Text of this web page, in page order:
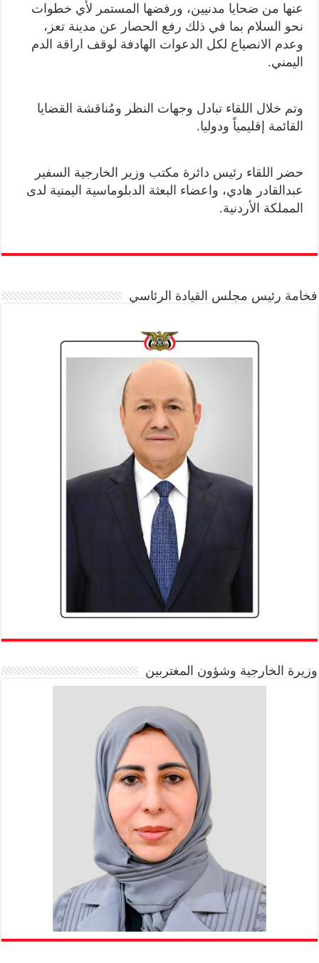
عنها من ضحايا مدنيين، ورفضها المستمر لأي خطوات
نحو السلام بما في ذلك رفع الحصار عن مدينة تعز،
وعدم الانصياع لكل الدعوات الهادفة لوقف اراقة الدم
اليمني.
وتم خلال اللقاء تبادل وجهات النظر ومُناقشة القضايا
القائمة إقليمياً ودوليا.
حضر اللقاء رئيس دائرة مكتب وزير الخارجية السفير
عبدالقادر هادي، واعضاء البعثة الدبلوماسية اليمنية لدى
المملكة الأردنية.
فخامة رئيس مجلس القيادة الرئاسي
وزيرة الخارجية وشؤون المغتربين